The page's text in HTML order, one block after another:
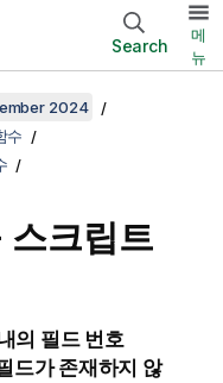
Search
메
뉴
2024
수
크립트
의 필드 번호
드가 존재하지 않